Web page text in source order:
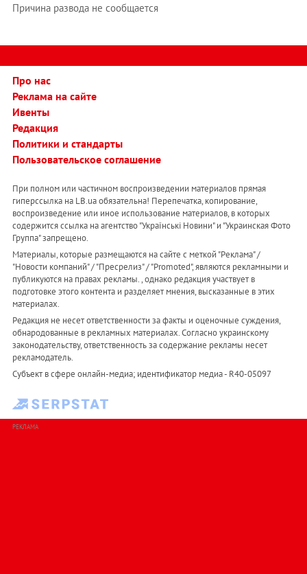
Причина развода не сообщается
Про нас
Реклама на сайте
Ивенты
Редакция
Политики и стандарты
Пользовательское соглашение
При полном или частичном воспроизведении материалов прямая
гиперссылка на LB.ua обязательна! Перепечатка, копирование,
воспроизведение или иное использование материалов, в которых
содержится ссылка на агентство "Українськi Новини" и "Украинская Фото
Группа" запрещено.
Материалы, которые размещаются на сайте с меткой "Реклама" /
"Новости компаний" / "Пресрелиз" / "Promoted", являются рекламными и
публикуются на правах рекламы. , однако редакция участвует в
подготовке этого контента и разделяет мнения, высказанные в этих
материалах.
Редакция не несет ответственности за факты и оценочные суждения,
обнародованные в рекламных материалах. Согласно украинскому
законодательству, ответственность за содержание рекламы несет
рекламодатель.
Субъект в сфере онлайн-медиа; идентификатор медиа - R40-05097
РЕКЛАМА